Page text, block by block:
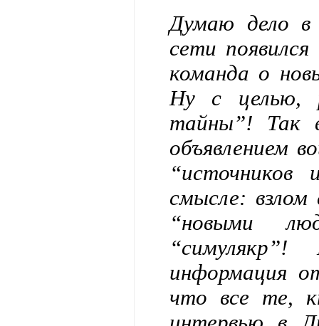
Думаю дело в
сети
команда о
Ну с целью,
тайны”! Так
объявлением
смысле:
“новыми
информация
что все те,